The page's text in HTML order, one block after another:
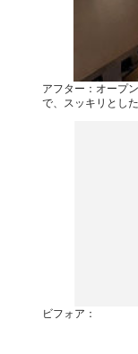
アフター：オープ
で、スッキリとし
ビフォア：